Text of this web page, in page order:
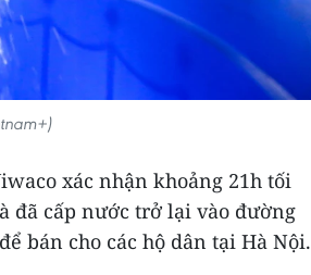
xác nhận khoảng 21h tối
đã cấp nước trở lại vào đường
bán cho các hộ dân tại Hà Nội.